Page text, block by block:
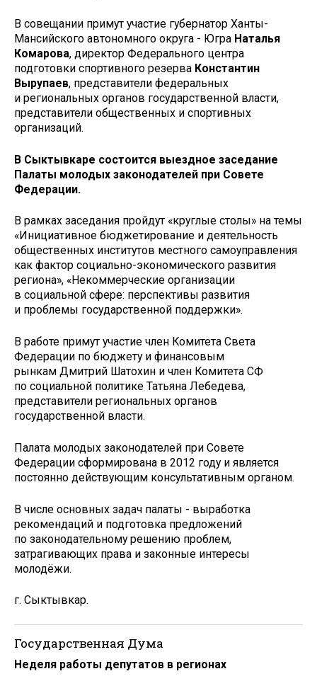
В совещании примут участие губернатор Ханты-
Мансийского автономного округа - Югра Наталья
Комарова, директор Федерального центра
подготовки спортивного резерва Константин
Вырупаев, представители федеральных
и региональных органов государственной власти,
представители общественных и спортивных
организаций.
В Сыктывкаре состоится выездное заседание
Палаты молодых законодателей при Совете
Федерации.
В рамках заседания пройдут «круглые столы» на темы
«Инициативное бюджетирование и деятельность
общественных институтов местного самоуправления
как фактор социально-экономического развития
региона», «Некоммерческие организации
в социальной сфере: перспективы развития
и проблемы государственной поддержки».
В работе примут участие член Комитета Света
Федерации по бюджету и финансовым
рынкам Дмитрий Шатохин и член Комитета СФ
по социальной политике Татьяна Лебедева,
представители региональных органов
государственной власти.
Палата молодых законодателей при Совете
Федерации сформирована в 2012 году и является
постоянно действующим консультативным органом.
В числе основных задач палаты - выработка
рекомендаций и подготовка предложений
по законодательному решению проблем,
затрагивающих права и законные интересы
молодёжи.
г. Сыктывкар.
Государственная Дума
Неделя работы депутатов в регионах